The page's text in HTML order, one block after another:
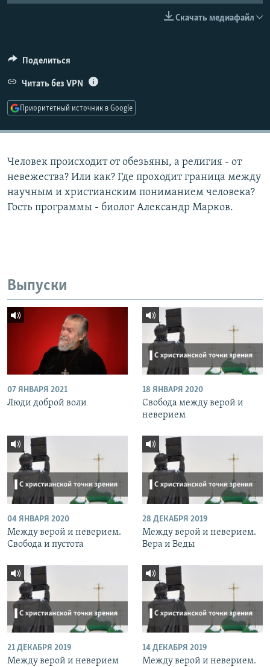
СОЦИАЛЬНЫЕ СЕТИ
Скачать медиафайл
Поделиться
Читать без VPN
Приоритетный источник в Google
Человек происходит от обезьяны, а религия - от
невежества? Или как? Где проходит граница между
научным и христианским пониманием человека?
Гость программы - биолог Александр Марков.
Выпуски
07 ЯНВАРЯ 2021
Люди доброй воли
18 ЯНВАРЯ 2020
Свобода между верой и
неверием
04 ЯНВАРЯ 2020
Между верой и неверием.
Свобода и пустота
28 ДЕКАБРЯ 2019
Между верой и неверием.
Вера и Веды
21 ДЕКАБРЯ 2019
Между верой и неверием
14 ДЕКАБРЯ 2019
Между верой и неверием.